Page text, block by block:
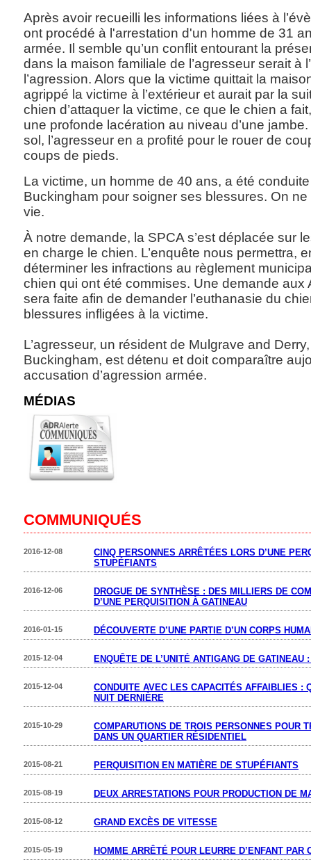
Après avoir recueilli les informations liées à
ont procédé à l'arrestation d'un homme de 31
armée. Il semble qu’un conflit entourant la
dans la maison familiale de l’agresseur serait à
l’agression. Alors que la victime quittait la
agrippé la victime à l’extérieur et aurait par la
chien d’attaquer la victime, ce que le chien a
une profonde lacération au niveau d’une
sol, l’agresseur en a profité pour le rouer de
coups de pieds.
La victime, un homme de 40 ans, a été conduite
Buckingham pour soigner ses blessures. On
vie.
À notre demande, la SPCA s’est déplacée sur
en charge le chien. L’enquête nous permettra,
déterminer les infractions au règlement
chien qui ont été commises. Une demande aux
sera faite afin de demander l’euthanasie du
blessures infligées à la victime.
L’agresseur, un résident de Mulgrave and
Buckingham, est détenu et doit comparaître
accusation d’agression armée.
MÉDIAS
COMMUNIQUÉS
CINQ PERSONNES ARRÊTÉES LORS D’UNE
STUPÉFIANTS
2016-12-08
DROGUE DE SYNTHÈSE : DES MILLIERS DE
D’UNE PERQUISITION À GATINEAU
2016-12-06
DÉCOUVERTE D’UNE PARTIE D’UN CORPS
2016-01-15
ENQUÊTE DE L’UNITÉ ANTIGANG DE GATINEAU
2015-12-04
CONDUITE AVEC LES CAPACITÉS AFFAIBLIES :
NUIT DERNIÈRE
2015-12-04
COMPARUTIONS DE TROIS PERSONNES POUR
DANS UN QUARTIER RÉSIDENTIEL
2015-10-29
PERQUISITION EN MATIÈRE DE STUPÉFIANTS
2015-08-21
DEUX ARRESTATIONS POUR PRODUCTION DE
2015-08-19
GRAND EXCÈS DE VITESSE
2015-08-12
HOMME ARRÊTÉ POUR LEURRE D’ENFANT PAR
2015-05-19